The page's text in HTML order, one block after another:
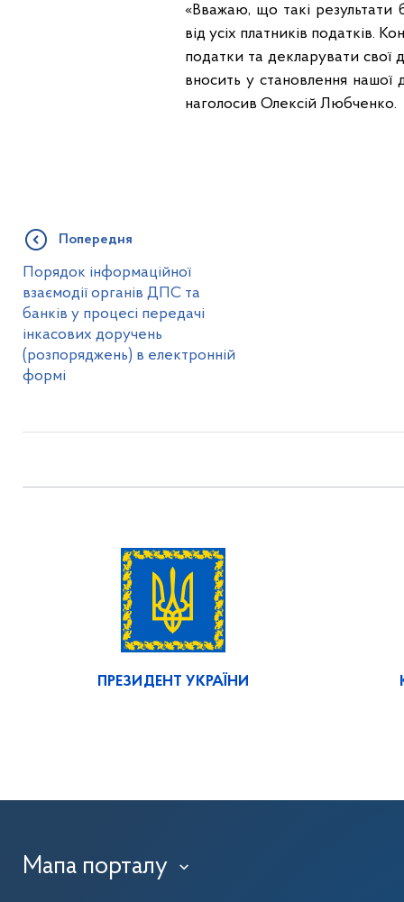
«Вважаю, що такі результати
від усіх платників податків.
податки та декларувати свої
вносить у становлення нашої
наголосив Олексій Любченко.
Попередня
Порядок інформаційної
взаємодії органів ДПС та
банків у процесі передачі
інкасових доручень
(розпоряджень) в електронній
формі
ПРЕЗИДЕНТ УКРАЇНИ
Мапа порталу ›